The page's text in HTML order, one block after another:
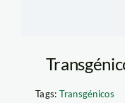
Tags: Transgénicos